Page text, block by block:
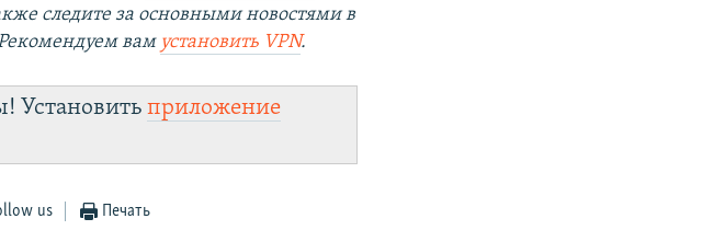
следите за основными новостями в
вам установить VPN.
Установитьприложение
us Печать